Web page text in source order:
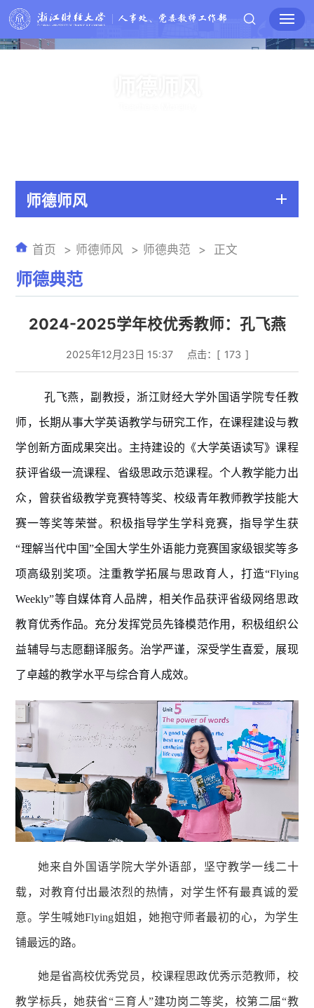
师德师风
师德典范
首页 师德师风 师德典范 正文
2024-2025学年校优秀教师：孔飞燕
2025年12月23日 15:37 点击：[ 173 ]
孔飞燕，副教授，浙江财经大学外国语学院专任教
师，长期从事大学英语教学与研究工作，在课程建设与教
学创新方面成果突出。主持建设的《大学英语读写》课程
获评省级一流课程、省级思政示范课程。个人教学能力出
众，曾获省级教学竞赛特等奖、校级青年教师教学技能大
赛一等奖等荣誉。积极指导学生学科竞赛，指导学生获
“理解当代中国”全国大学生外语能力竞赛国家级银奖等多
项高级别奖项。注重教学拓展与思政育人，打造“Flying
Weekly”等自媒体育人品牌，相关作品获评省级网络思政
教育优秀作品。充分发挥党员先锋模范作用，积极组织公
益辅导与志愿翻译服务。治学严谨，深受学生喜爱，展现
了卓越的教学水平与综合育人成效。
她来自外国语学院大学外语部，坚守教学一线二十
载，对教育付出最浓烈的热情，对学生怀有最真诚的爱
意。学生喊她Flying姐姐，她抱守师者最初的心，为学生
铺最远的路。
她是省高校优秀党员，校课程思政优秀示范教师，校
教学标兵，她获省“三育人”建功岗二等奖，校第二届“教